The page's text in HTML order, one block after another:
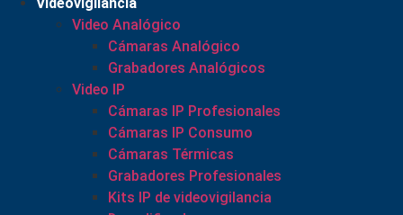
Video Analógico
Cámaras Analógico
Grabadores Analógicos
Video IP
Cámaras IP Profesionales
Cámaras IP Consumo
Cámaras Térmicas
Grabadores Profesionales
Kits IP de videovigilancia